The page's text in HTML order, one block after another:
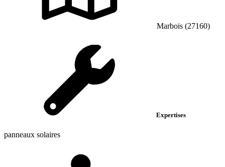
Marbois (27160)
Expertises
panneaux solaires